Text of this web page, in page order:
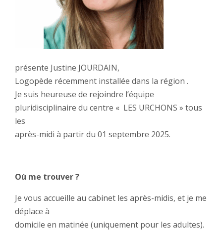
présente Justine JOURDAIN,
Logopède récemment installée dans la région .
Je suis heureuse de rejoindre l’équipe
pluridisciplinaire du centre « LES URCHONS » tous
les
après-midi à partir du 01 septembre 2025.
Où me trouver ?
Je vous accueille au cabinet les après-midis, et je me
déplace à
domicile en matinée (uniquement pour les adultes).